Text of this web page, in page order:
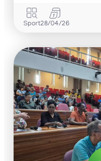
Sport28/04/26